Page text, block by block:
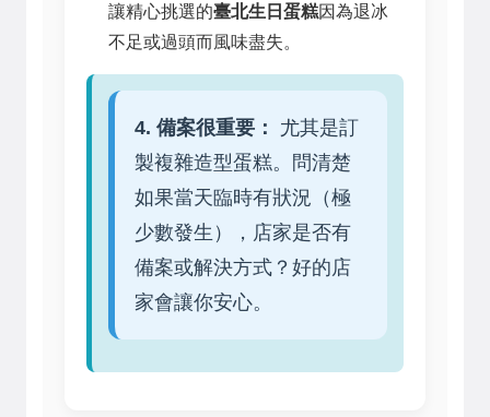
讓精心挑選的臺北生日蛋糕因為退冰
不足或過頭而風味盡失。
4. 備案很重要：
尤其是訂
製複雜造型蛋糕。問清楚
如果當天臨時有狀況（極
少數發生），店家是否有
備案或解決方式？好的店
家會讓你安心。